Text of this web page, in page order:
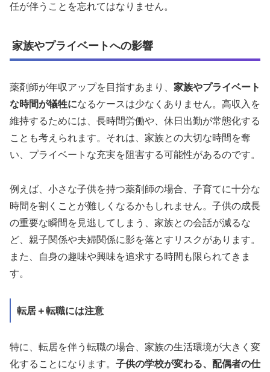
任が伴うことを忘れてはなりません。
家族やプライベートへの影響
薬剤師が年収アップを目指すあまり、 家族やプライベート
な時間が犠牲になるケースは少なくありません。高収入を
維持するためには、長時間労働や、休日出勤が常態化する
ことも考えられます。それは、家族との大切な時間を奪
い、プライベートな充実を阻害する可能性があるのです。
例えば、小さな子供を持つ薬剤師の場合、子育てに十分な
時間を割くことが難しくなるかもしれません。子供の成長
の重要な瞬間を見逃してしまう、家族との会話が減るな
ど、親子関係や夫婦関係に影を落とすリスクがあります。
また、自身の趣味や興味を追求する時間も限られてきま
す。
転居＋転職には注意
特に、転居を伴う転職の場合、家族の生活環境が大きく変
化することになります。 子供の学校が変わる、配偶者の仕